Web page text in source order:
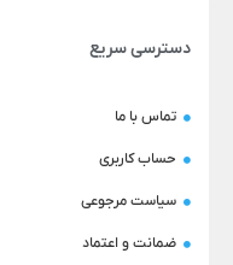
دسترسی سریع
تماس با ما
حساب کاربری
سیاست مرجوعی
ضمانت و اعتماد